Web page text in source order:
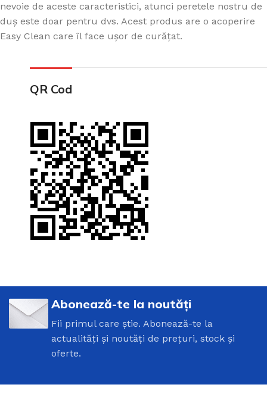
nevoie de aceste caracteristici, atunci peretele nostru de
duș este doar pentru dvs. Acest produs are o acoperire
Easy Clean care îl face ușor de curățat.
QR Cod
Abonează-te la noutăți
Fii primul care știe. Abonează-te la
actualități și noutăți de prețuri, stock și
oferte.